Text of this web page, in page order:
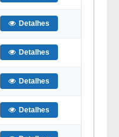
Detalhes
Detalhes
Detalhes
Detalhes